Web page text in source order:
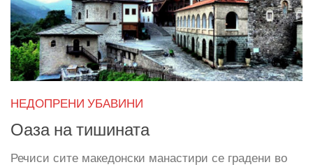
НЕДОПРЕНИ УБАВИНИ
Оаза на тишината
Речиси сите македонски манастири се градени во